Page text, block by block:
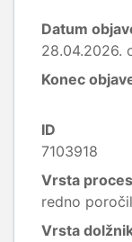
Datum
28.04.2026.
Konec
ID
7103918
Vrsta
redno
Vrsta